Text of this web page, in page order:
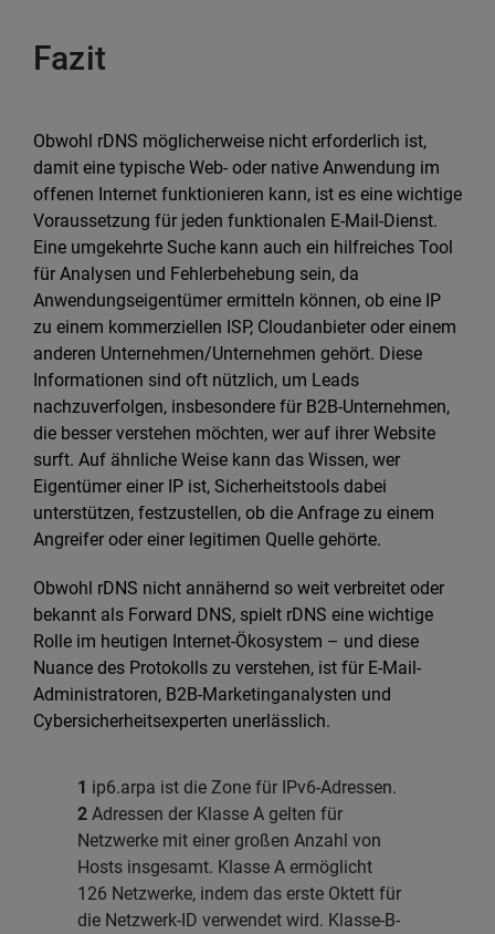
Fazit
Obwohl rDNS möglicherweise nicht erforderlich ist,
damit eine typische Web- oder native Anwendung im
offenen Internet funktionieren kann, ist es eine wichtige
Voraussetzung für jeden funktionalen E-Mail-Dienst.
Eine umgekehrte Suche kann auch ein hilfreiches Tool
für Analysen und Fehlerbehebung sein, da
Anwendungseigentümer ermitteln können, ob eine IP
zu einem kommerziellen ISP, Cloudanbieter oder einem
anderen Unternehmen/Unternehmen gehört. Diese
Informationen sind oft nützlich, um Leads
nachzuverfolgen, insbesondere für B2B-Unternehmen,
die besser verstehen möchten, wer auf ihrer Website
surft. Auf ähnliche Weise kann das Wissen, wer
Eigentümer einer IP ist, Sicherheitstools dabei
unterstützen, festzustellen, ob die Anfrage zu einem
Angreifer oder einer legitimen Quelle gehörte.
Obwohl rDNS nicht annähernd so weit verbreitet oder
bekannt als Forward DNS, spielt rDNS eine wichtige
Rolle im heutigen Internet-Ökosystem – und diese
Nuance des Protokolls zu verstehen, ist für E-Mail-
Administratoren, B2B-Marketinganalysten und
Cybersicherheitsexperten unerlässlich.
1 ip6.arpa ist die Zone für IPv6-Adressen.
2 Adressen der Klasse A gelten für
Netzwerke mit einer großen Anzahl von
Hosts insgesamt. Klasse A ermöglicht
126 Netzwerke, indem das erste Oktett für
die Netzwerk-ID verwendet wird. Klasse-B-